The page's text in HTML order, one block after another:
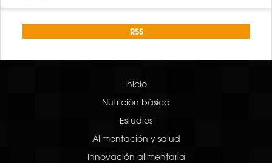
RSS
Inicio
Nutrición básica
Estudios
Alimentación y salud
Innovación alimentaria